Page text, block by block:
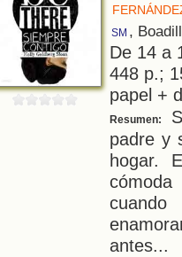
SM ,
De 14 a
448 p.;
papel +
Resumen:
padre y
hogar.
antes...